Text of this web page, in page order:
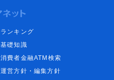
ランキング
基礎知識
消費者金融ATM検索
運営方針・編集方針